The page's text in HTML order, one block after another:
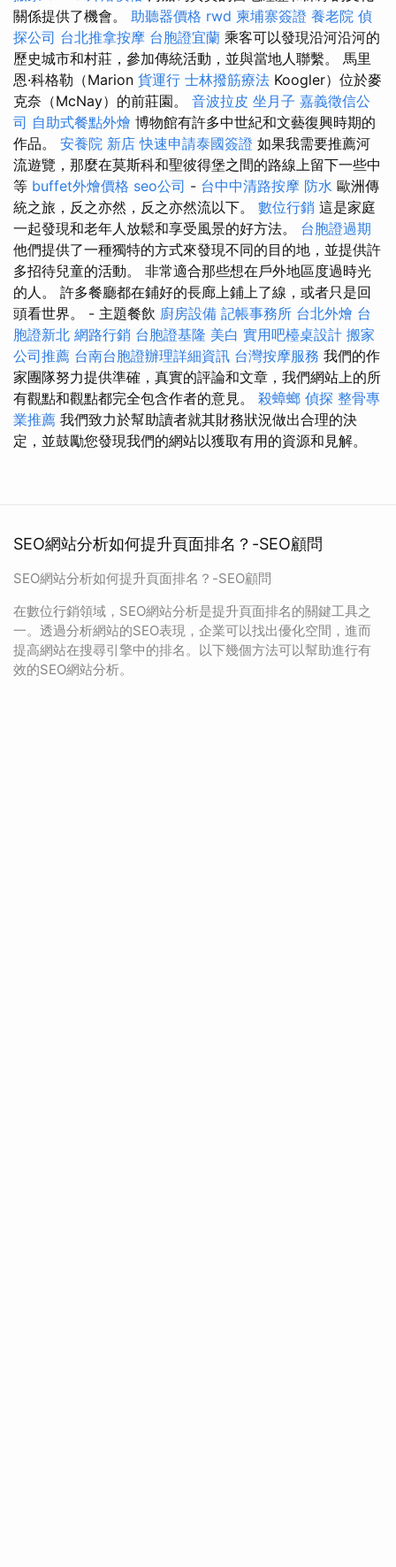
關係提供了機會。 助聽器價格 rwd 柬埔寨簽證 養老院 偵
探公司 台北推拿按摩 台胞證宜蘭 乘客可以發現沿河沿河的
歷史城市和村莊，參加傳統活動，並與當地人聯繫。 馬里
恩·科格勒（Marion 貨運行 士林撥筋療法 Koogler）位於麥
克奈（McNay）的前莊園。 音波拉皮 坐月子 嘉義徵信公
司 自助式餐點外燴 博物館有許多中世紀和文藝復興時期的
作品。 安養院 新店 快速申請泰國簽證 如果我需要推薦河
流遊覽，那麼在莫斯科和聖彼得堡之間的路線上留下一些中
等 buffet外燴價格 seo公司 - 台中中清路按摩 防水 歐洲傳
統之旅，反之亦然，反之亦然流以下。 數位行銷 這是家庭
一起發現和老年人放鬆和享受風景的好方法。 台胞證過期
他們提供了一種獨特的方式來發現不同的目的地，並提供許
多招待兒童的活動。 非常適合那些想在戶外地區度過時光
的人。 許多餐廳都在鋪好的長廊上鋪上了線，或者只是回
頭看世界。 - 主題餐飲 廚房設備 記帳事務所 台北外燴 台
胞證新北 網路行銷 台胞證基隆 美白 實用吧檯桌設計 搬家
公司推薦 台南台胞證辦理詳細資訊 台灣按摩服務 我們的作
家團隊努力提供準確，真實的評論和文章，我們網站上的所
有觀點和觀點都完全包含作者的意見。 殺蟑螂 偵探 整骨專
業推薦 我們致力於幫助讀者就其財務狀況做出合理的決
定，並鼓勵您發現我們的網站以獲取有用的資源和見解。
SEO網站分析如何提升頁面排名？-SEO顧問
SEO網站分析如何提升頁面排名？-SEO顧問
在數位行銷領域，SEO網站分析是提升頁面排名的關鍵工具之
一。透過分析網站的SEO表現，企業可以找出優化空間，進而
提高網站在搜尋引擎中的排名。以下幾個方法可以幫助進行有
效的SEO網站分析。